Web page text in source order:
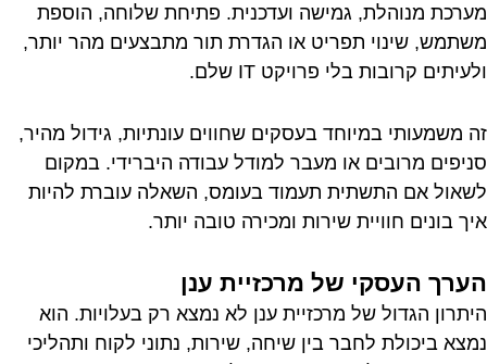
מערכת מנוהלת, גמישה ועדכנית. פתיחת שלוחה, הוספת
משתמש, שינוי תפריט או הגדרת תור מתבצעים מהר יותר,
ולעיתים קרובות בלי פרויקט IT שלם.
זה משמעותי במיוחד בעסקים שחווים עונתיות, גידול מהיר,
סניפים מרובים או מעבר למודל עבודה היברידי. במקום
לשאול אם התשתית תעמוד בעומס, השאלה עוברת להיות
איך בונים חוויית שירות ומכירה טובה יותר.
הערך העסקי של מרכזיית ענן
היתרון הגדול של מרכזיית ענן לא נמצא רק בעלויות. הוא
נמצא ביכולת לחבר בין שיחה, שירות, נתוני לקוח ותהליכי